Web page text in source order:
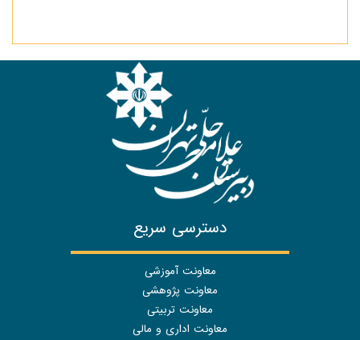
دسترسی سریع
معاونت آموزشی
معاونت پژوهشی
معاونت تربیتی
معاونت اداری و مالی